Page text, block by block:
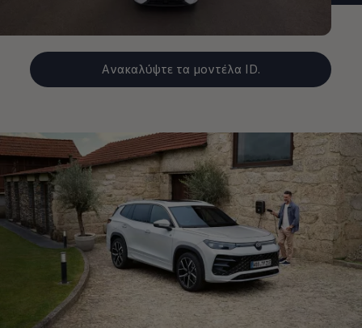
Ανακαλύψτε τα μοντέλα ID.